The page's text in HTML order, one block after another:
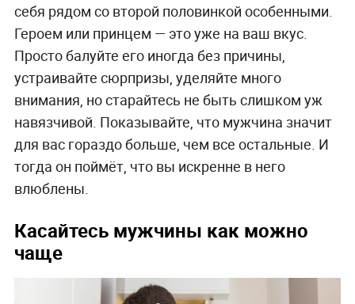
себя рядом со второй половинкой особенными.
Героем или принцем — это уже на ваш вкус.
Просто балуйте его иногда без причины,
устраивайте сюрпризы, уделяйте много
внимания, но старайтесь не быть слишком уж
навязчивой. Показывайте, что мужчина значит
для вас гораздо больше, чем все остальные. И
тогда он поймёт, что вы искренне в него
влюблены.
Касайтесь мужчины как можно
чаще